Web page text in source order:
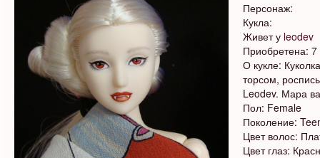
Персонаж:
Кукла:
Живет у leodev
Приобретена: 7
О кукле:
торсом,
Leodev. Мара
Пол: Female
Поколение:
Цвет волос:
Цвет глаз: